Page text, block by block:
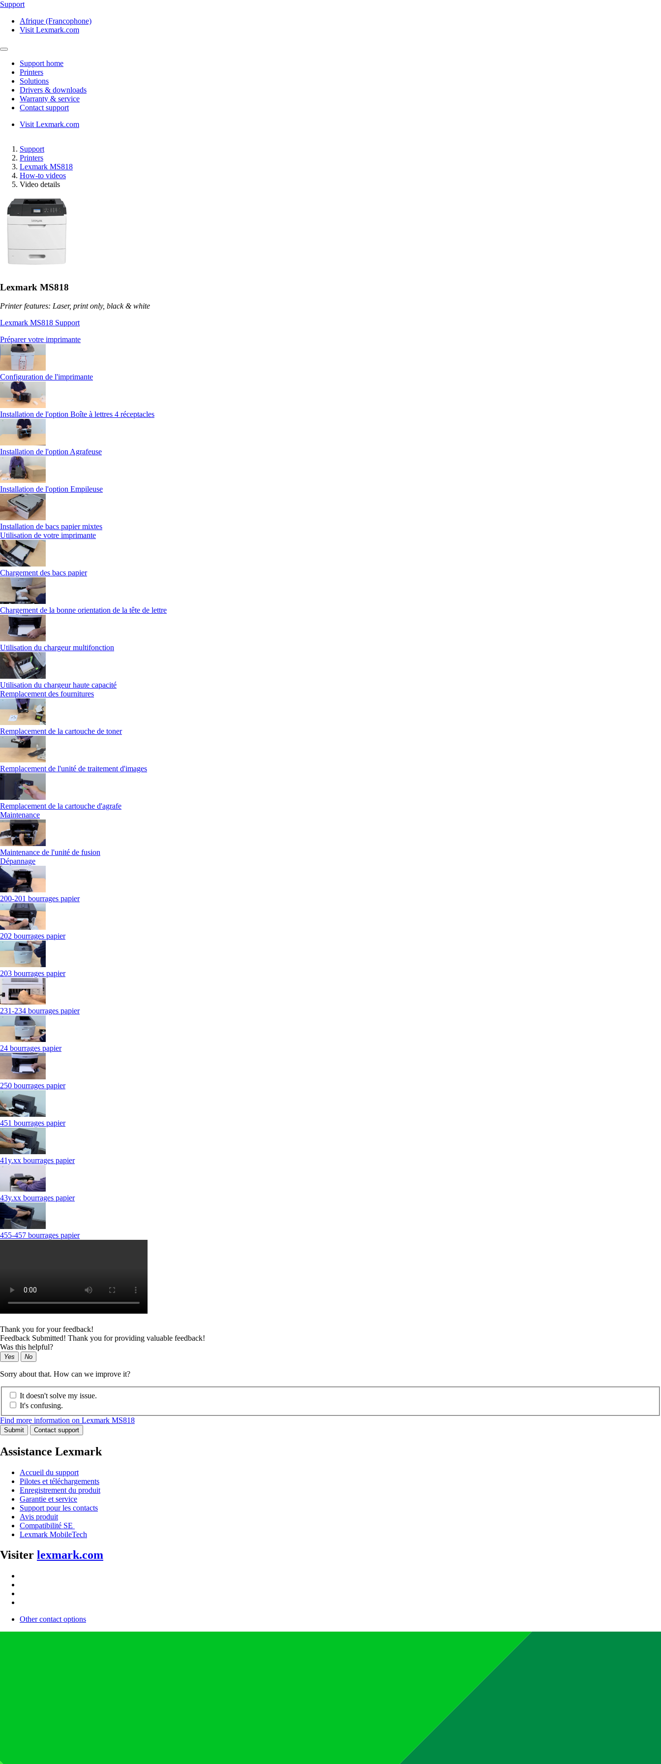
Support
Afrique (Francophone)
Visit Lexmark.com
Support home
Printers
Solutions
Drivers & downloads
Warranty & service
Contact support
Visit Lexmark.com
Support
Printers
Lexmark MS818
How-to videos
Video details
Lexmark MS818
Printer features: Laser, print only, black & white
Lexmark MS818 Support
Préparer votre imprimante
Configuration de l'imprimante
Installation de l'option Boîte à lettres 4 réceptacles
Installation de l'option Agrafeuse
Installation de l'option Empileuse
Installation de bacs papier mixtes
Utilisation de votre imprimante
Chargement des bacs papier
Chargement de la bonne orientation de la tête de lettre
Utilisation du chargeur multifonction
Utilisation du chargeur haute capacité
Remplacement des fournitures
Remplacement de la cartouche de toner
Remplacement de l'unité de traitement d'images
Remplacement de la cartouche d'agrafe
Maintenance
Maintenance de l'unité de fusion
Dépannage
200-201 bourrages papier
202 bourrages papier
203 bourrages papier
231-234 bourrages papier
24 bourrages papier
250 bourrages papier
451 bourrages papier
41y.xx bourrages papier
43y.xx bourrages papier
455-457 bourrages papier
Thank you for your feedback!
Feedback Submitted! Thank you for providing valuable feedback!
Was this helpful?
Yes No
Sorry about that. How can we improve it?
It doesn't solve my issue.
It's confusing.
Find more information on Lexmark MS818
Submit Contact support
Assistance Lexmark
Accueil du support
Pilotes et téléchargements
Enregistrement du produit
Garantie et service
Support pour les contacts
Avis produit
Compatibilité SE
Lexmark MobileTech
Visiter lexmark.com
Other contact options